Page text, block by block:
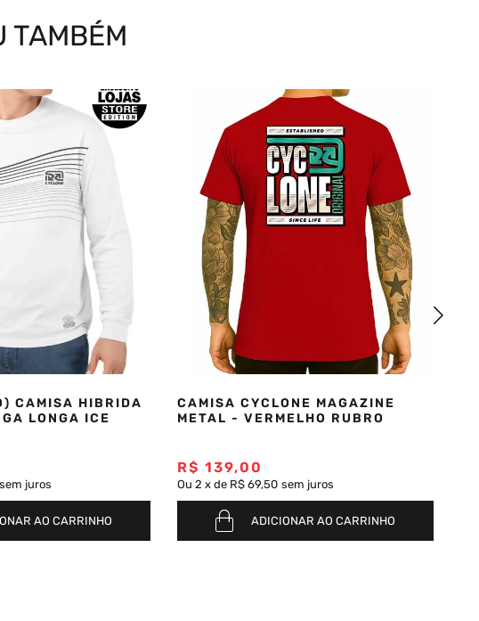
TAMBÉM
CAMISA HIBRIDA
LONGA ICE
sem juros
AO CARRINHO
CAMISA CYCLONE MAGAZINE
METAL - VERMELHO RUBRO
R$ 139,00
Ou 2 xde R$ 69,50 sem juros
ADICIONAR AO CARRINHO